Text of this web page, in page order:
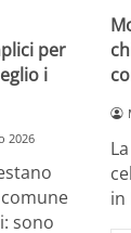
per
i
2026
sono
in